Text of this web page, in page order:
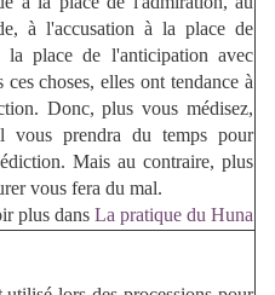
à l'accusation à la place de
la place de l'anticipation avec
choses, elles ont tendance à
Donc, plus vous médisez,
prendra du temps pour
Mais au contraire, plus
vous fera du mal.
plus dans La pratique du Huna